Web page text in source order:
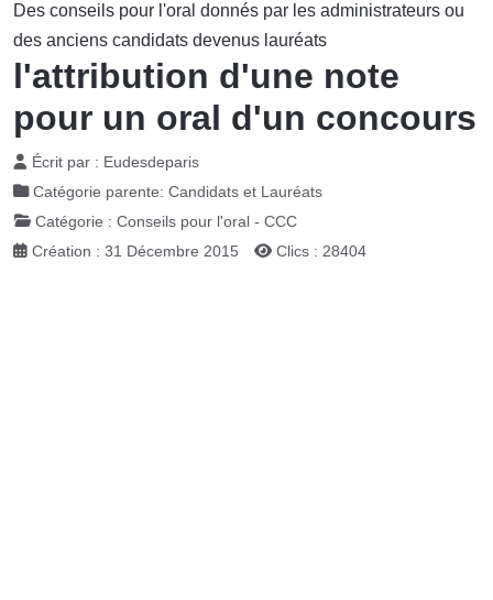
Des conseils pour l'oral donnés par les administrateurs ou
des anciens candidats devenus lauréats
l'attribution d'une note
pour un oral d'un concours
Écrit par : Eudesdeparis
Catégorie parente: Candidats et Lauréats
Catégorie : Conseils pour l'oral - CCC
Création : 31 Décembre 2015
Clics : 28404